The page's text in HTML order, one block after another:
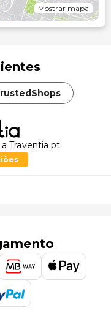
Mostrar mapa
Traventia.pt